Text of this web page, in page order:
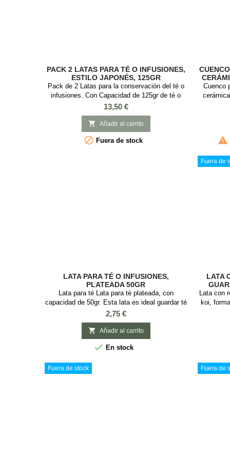
PACK 2 LATAS PARA TÉ O INFUSIONES,
ESTILO JAPONÉS, 125GR
Pack de 2 Latas para la conservación del té o
infusiones. Con Capacidad de 125gr de té o
infusiones. Las 2 latas son diferentes modelos.
Esta lata es ideal guardar té o infusiones, es
redonda con tapa de rosca. Medidas: : 7,3 cm
diámetro x 11 cm alto. 2 Modelos
Precio
13,50 €
 Añadir al carrito
 Fuera de stock
Cuenco
Este
chawan
hacer la
Material:
7 cm

LATA PARA TÉ O INFUSIONES,
PLATEADA 50GR
Lata para té Lata para té plateada, con
capacidad de 50gr. Esta lata es ideal guardar té
o infusiones, es cuadrada con tapa a presión y
con Medidas: 6 x 6 x 8 cm.
Precio
2,75 €
 Añadir al carrito
 En stock
Fuera de
LATA
Lata con
koi,
para
ideal
tapa a
Fuera de stock Fuera de